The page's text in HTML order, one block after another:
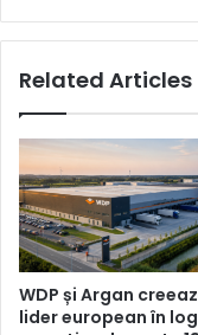
din
Related Articles
WDP și Argan
lider european în